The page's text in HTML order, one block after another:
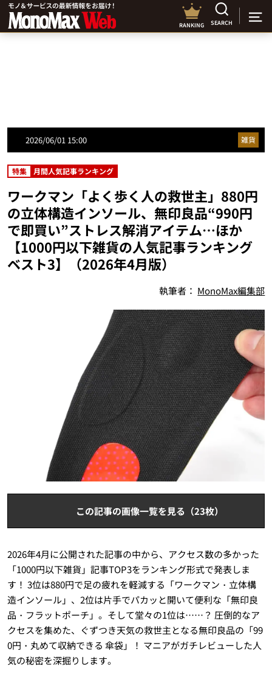
RANKING SEARCH
2026/06/01 15:00 雑貨
特集 月間人気記事ランキング
ワークマン「よく歩く人の救世主」880円
の立体構造インソール、無印良品“990円
で即買い”ストレス解消アイテム…ほか
【1000円以下雑貨の人気記事ランキング
ベスト3】（2026年4月版）
執筆者： MonoMax編集部
この記事の画像一覧を見る（23枚）
2026年4月に公開された記事の中から、アクセス数の多かった
「1000円以下雑貨」記事TOP3をランキング形式で発表しま
す！ 3位は880円で足の疲れを軽減する「ワークマン・立体構
造インソール」、2位は片手でパカッと開いて便利な「無印良
品・フラットポーチ」。そして堂々の1位は……？ 圧倒的なア
クセスを集めた、ぐずつき天気の救世主となる無印良品の「99
0円・丸めて収納できる 傘袋」！ マニアがガチレビューした人
気の秘密を深掘りします。